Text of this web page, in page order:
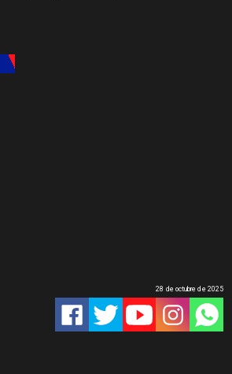
28 de octubre de 2025